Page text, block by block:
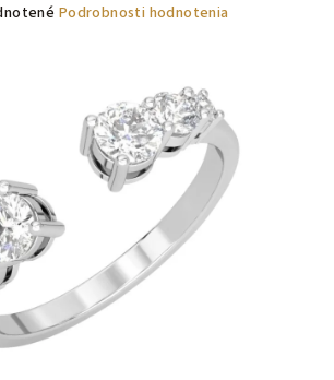
Podrobnosti hodnotenia